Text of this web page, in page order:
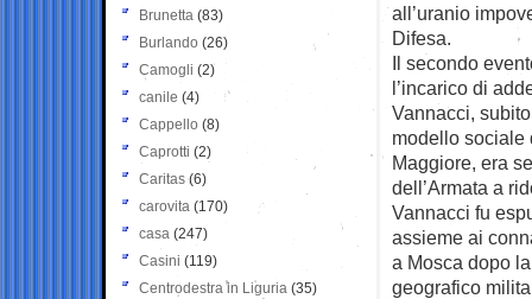
all’uranio
Difesa.
Il secondo
l’incarico di
Vannacci,
modello sociale
Maggiore, era
dell’Armata a
Vannacci fu
assieme ai
a Mosca dopo
geografico
Brunetta (83)
Burlando (26)
Camogli (2)
canile (4)
Cappello (8)
Caprotti (2)
Caritas (6)
carovita (170)
casa (247)
Casini (119)
Centrodestra in Liguria (35)